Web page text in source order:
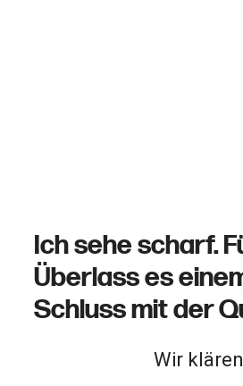
Ich sehe scharf.
Überlass es
Schluss mit der
Wir